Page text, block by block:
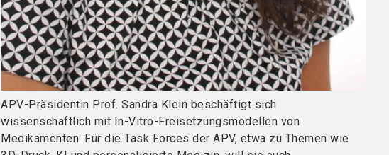
APV-Präsidentin Prof. Sandra Klein beschäftigt sich
wissenschaftlich mit In-Vitro-Freisetzungsmodellen von
Medikamenten. Für die Task Forces der APV, etwa zu Themen wie